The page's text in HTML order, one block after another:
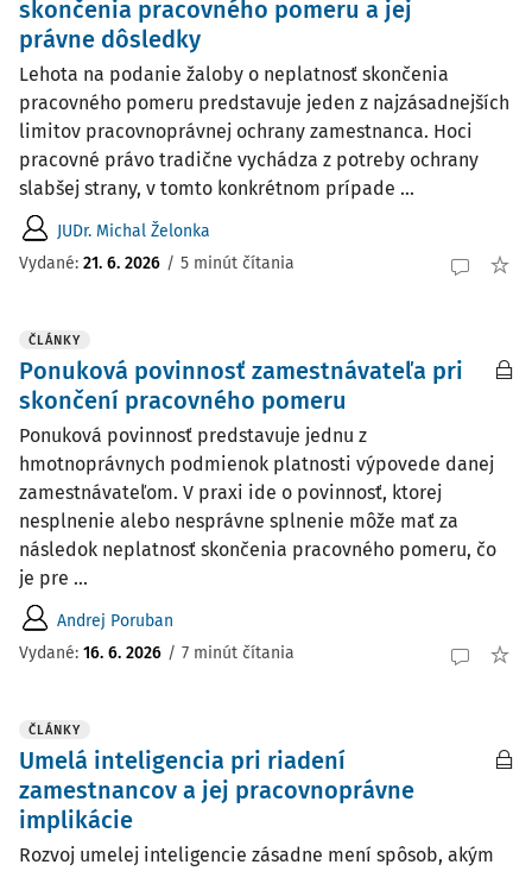
skončenia pracovného pomeru a jej
právne dôsledky
Lehota na podanie žaloby o neplatnosť skončenia
pracovného pomeru predstavuje jeden z najzásadnejších
limitov pracovnoprávnej ochrany zamestnanca. Hoci
pracovné právo tradične vychádza z potreby ochrany
slabšej strany, v tomto konkrétnom prípade ...
JUDr. Michal Želonka
Vydané: 21. 6. 2026 / 5 minút čítania
ČLÁNKY
Ponuková povinnosť zamestnávateľa pri
skončení pracovného pomeru
Ponuková povinnosť predstavuje jednu z
hmotnoprávnych podmienok platnosti výpovede danej
zamestnávateľom. V praxi ide o povinnosť, ktorej
nesplnenie alebo nesprávne splnenie môže mať za
následok neplatnosť skončenia pracovného pomeru, čo
je pre ...
Andrej Poruban
Vydané: 16. 6. 2026 / 7 minút čítania
ČLÁNKY
Umelá inteligencia pri riadení
zamestnancov a jej pracovnoprávne
implikácie
Rozvoj umelej inteligencie zásadne mení spôsob, akým